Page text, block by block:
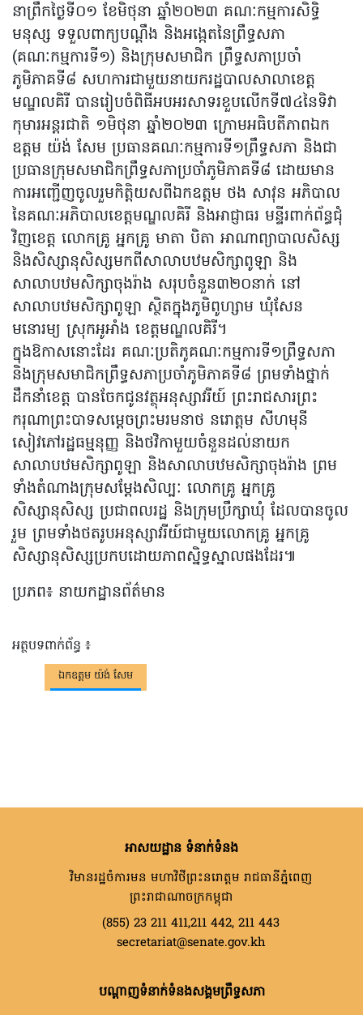
នាព្រឹកថ្ងៃទី០១ ខែមិថុនា ឆ្នាំ២០២៣ គណៈកម្មការសិទ្ធិ
មនុស្ស ទទួលពាក្យបណ្តឹង និងអង្កេតនៃព្រឹទ្ធសភា
(គណៈកម្មការទី១) និងក្រុមសមាជិក ព្រឹទ្ធសភាប្រចាំ
ភូមិភាគទី៨ សហការជាមួយនាយករដ្ឋបាលសាលាខេត្ត
មណ្ឌលគិរី បានរៀបចំពិធីអបអរសាទរខួបលើកទី៧៤នៃទិវា
កុមារអន្តរជាតិ ១មិថុនា ឆ្នាំ២០២៣ ក្រោមអធិបតីភាពឯក
ឧត្តម យ៉ង់ សែម ប្រធានគណៈកម្មការទី១ព្រឹទ្ធសភា និងជា
ប្រធានក្រុមសមាជិកព្រឹទ្ធសភាប្រចាំភូមិភាគទី៨ ដោយមាន
ការអញ្ជើញចូលរួមកិត្តិយសពីឯកឧត្តម ថង សាវុន អភិបាល
នៃគណៈអភិបាលខេត្តមណ្ឌលគិរី និងអាជ្ញាធរ មន្ទីរពាក់ព័ន្ធជុំ
វិញខេត្ត លោកគ្រូ អ្នកគ្រូ មាតា បិតា អាណាព្យាបាលសិស្ស
និងសិស្សានុសិស្សមកពីសាលាបឋមសិក្សាពូឡា និង
សាលាបឋមសិក្សាចុងរ៉ាង សរុបចំនួន៣២០នាក់ នៅ
សាលាបឋមសិក្សាពូឡា ស្ថិតក្នុងភូមិពូហ្សាម ឃុំសែន
មនោរម្យ ស្រុកអូអាំង ខេត្តមណ្ឌលគិរី។
ក្នុងឱកាសនោះដែរ គណៈប្រតិភូគណៈកម្មការទី១ព្រឹទ្ធសភា
និងក្រុមសមាជិកព្រឹទ្ធសភាប្រចាំភូមិភាគទី៨ ព្រមទាំងថ្នាក់
ដឹកនាំខេត្ត បានចែកជូនវត្ថុអនុស្សាវរីយ៍ ព្រះរាជសារព្រះ
ករុណាព្រះបាទសម្តេចព្រះមរមនាថ នរោត្តម សីហមុនី
សៀវភៅរដ្ឋធម្មនុញ្ញ និងថវិកាមួយចំនួនដល់នាយក
សាលាបឋមសិក្សាពូឡា និងសាលាបឋមសិក្សាចុងរ៉ាង ព្រម
ទាំងតំណាងក្រុមសម្ដែងសិល្បៈ លោកគ្រូ អ្នកគ្រូ
សិស្សានុសិស្ស ប្រជាពលរដ្ឋ និងក្រុមប្រឹក្សាឃុំ ដែលបានចូល
រួម ព្រមទាំងថតរូបអនុស្សាវរីយ៍ជាមួយលោកគ្រូ អ្នកគ្រូ
សិស្សានុសិស្សប្រកបដោយភាពស្និទ្ធស្នាលផងដែរ៕
ប្រភព៖ នាយកដ្ឋានព័ត៌មាន
អត្ថបទពាក់ព័ន្ធ ៖
ឯកឧត្តម យ៉ង់ សែម
អាសយដ្ឋាន ទំនាក់ទំនង
វិមានរដ្ឋចំការមន មហាវិថីព្រះនរោត្តម រាជធានីភ្នំពេញ
ព្រះរាជាណាចក្រកម្ពុជា
(855) 23 211 411,211 442, 211 443
secretariat@senate.gov.kh
បណ្តាញទំនាក់ទំនងសង្គមព្រឹទ្ធសភា